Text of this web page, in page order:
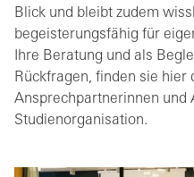
Blick und bleibt zudem
begeisterungsfähig für
Ihre Beratung und als
Rückfragen, finden sie hier
Ansprechpartnerinnen und
Studienorganisation.